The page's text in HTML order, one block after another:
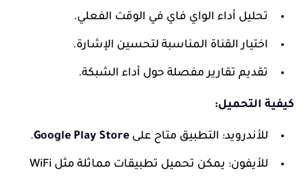
تحليل أداء الواي فاي في الوقت الفعلي.
اختيار القناة المناسبة لتحسين الإشارة.
تقديم تقارير مفصلة حول أداء الشبكة.
كيفية التحميل:
للأندرويد: التطبيق متاح على Google Play Store
.
للأيفون: يمكن تحميل تطبيقات مماثلة مثل WiFi